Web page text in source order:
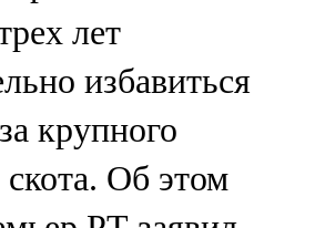
лет
избавиться
крупного
скота. Об этом